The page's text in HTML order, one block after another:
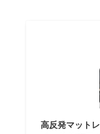
高反発マット